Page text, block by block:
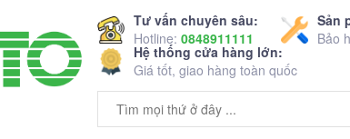
Tư vấn chuyên sâu:
Hotline: 0848911111
Sản
Bảo
Hệ thống cửa hàng lớn:
Giá tốt, giao hàng toàn quốc